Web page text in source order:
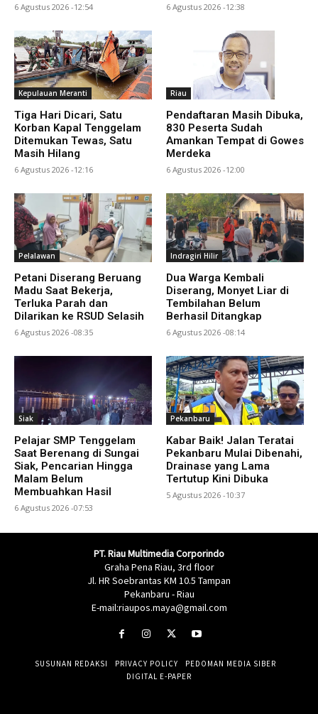
6 Agustus 2026 -12:54 6 Agustus 2026 -12:38
Kepulauan Meranti
Tiga Hari Dicari, Satu
Korban Kapal Tenggelam
Ditemukan Tewas, Satu
Masih Hilang
6 Agustus 2026 -12:16
Riau
Pendaftaran Masih Dibuka,
830 Peserta Sudah
Amankan Tempat di Gowes
Merdeka
6 Agustus 2026 -12:00
Pelalawan
Petani Diserang Beruang
Madu Saat Bekerja,
Terluka Parah dan
Dilarikan ke RSUD Selasih
6 Agustus 2026 -08:35
Indragiri Hilir
Dua Warga Kembali
Diserang, Monyet Liar di
Tembilahan Belum
Berhasil Ditangkap
6 Agustus 2026 -08:14
Siak
Pelajar SMP Tenggelam
Saat Berenang di Sungai
Siak, Pencarian Hingga
Malam Belum
Membuahkan Hasil
6 Agustus 2026 -07:53
Pekanbaru
Kabar Baik! Jalan Teratai
Pekanbaru Mulai Dibenahi,
Drainase yang Lama
Tertutup Kini Dibuka
5 Agustus 2026 -10:37
PT. Riau Multimedia Corporindo
Graha Pena Riau, 3rd floor
Jl. HR Soebrantas KM 10.5 Tampan
Pekanbaru - Riau
E-mail:riaupos.maya@gmail.com
SUSUNAN REDAKSI PRIVACY POLICY
PEDOMAN MEDIA SIBER
DIGITAL E-PAPER